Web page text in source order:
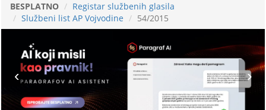
BESPLATNO
Registar službenih glasila
Službeni list AP Vojvodine
54/2015